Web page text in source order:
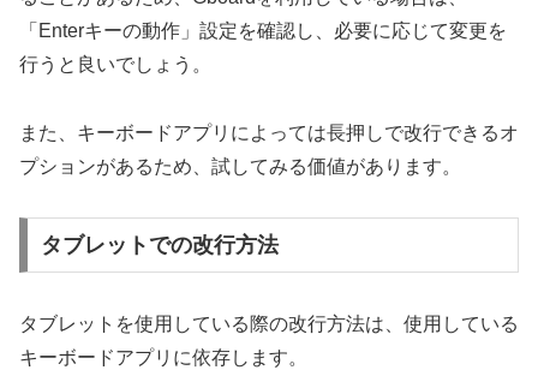
「Enterキーの動作」設定を確認し、必要に応じて変更を
行うと良いでしょう。
また、キーボードアプリによっては長押しで改行できるオ
プションがあるため、試してみる価値があります。
タブレットでの改行方法
タブレットを使用している際の改行方法は、使用している
キーボードアプリに依存します。